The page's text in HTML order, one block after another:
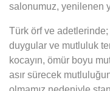
salonumuz, yenilenen
Türk örf ve
duygular ve mutluluk
kocayın, ömür boyu
asır sürecek